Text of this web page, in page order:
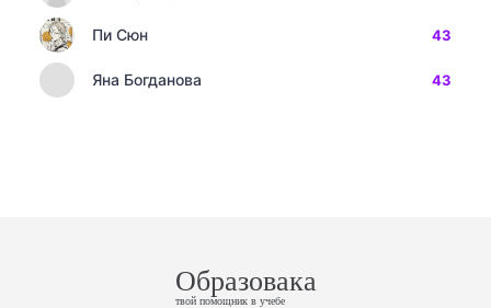
Пи Сюн 43
Яна Богданова 43
Образовака
твой помощник в учебе